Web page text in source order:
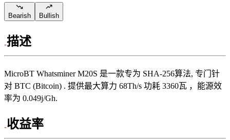
Bearish Bullish
描述
MicroBT Whatsminer M20S 是一款专为 SHA-256算法, 专门针
对 BTC (Bitcoin) . 提供最大算力 68Th/s 功耗 3360瓦 ，能源效
率为 0.049j/Gh.
收益率